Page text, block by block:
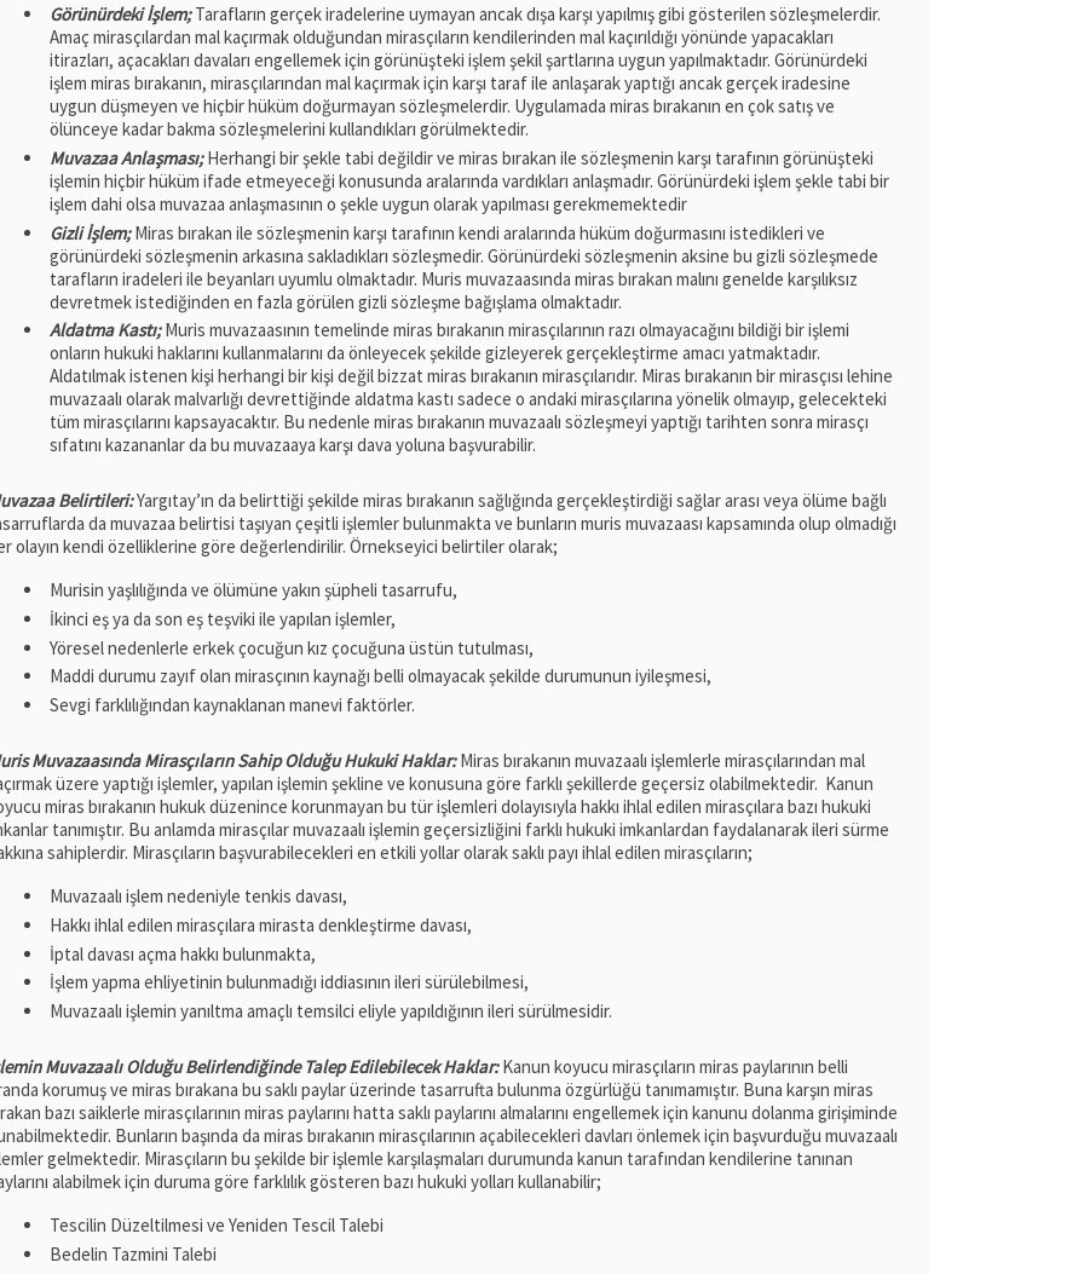
Görünürdeki İşlem;Tarafların gerçek iradelerine uymayan ancak dışa karşı yapılmış gibi gösterilen sözleşmelerdir.
Amaç mirasçılardan mal kaçırmak olduğundan mirasçıların kendilerinden mal kaçırıldığı yönünde yapacakları
itirazları, açacakları davaları engellemek için görünüşteki işlem şekil şartlarına uygun yapılmaktadır. Görünürdeki
işlem miras bırakanın, mirasçılarından mal kaçırmak için karşı taraf ile anlaşarak yaptığı ancak gerçek iradesine
uygun düşmeyen ve hiçbir hüküm doğurmayan sözleşmelerdir. Uygulamada miras bırakanın en çok satış ve
ölünceye kadar bakma sözleşmelerini kullandıkları görülmektedir.
Muvazaa Anlaşması;Herhangi bir şekle tabi değildir ve miras bırakan ile sözleşmenin karşı tarafının görünüşteki
işlemin hiçbir hüküm ifade etmeyeceği konusunda aralarında vardıkları anlaşmadır. Görünürdeki işlem şekle tabi bir
işlem dahi olsa muvazaa anlaşmasının o şekle uygun olarak yapılması gerekmemektedir
Gizli İşlem;Miras bırakan ile sözleşmenin karşı tarafının kendi aralarında hüküm doğurmasını istedikleri ve
görünürdeki sözleşmenin arkasına sakladıkları sözleşmedir. Görünürdeki sözleşmenin aksine bu gizli sözleşmede
tarafların iradeleri ile beyanları uyumlu olmaktadır. Muris muvazaasında miras bırakan malını genelde karşılıksız
devretmek istediğinden en fazla görülen gizli sözleşme bağışlama olmaktadır.
Aldatma Kastı;Muris muvazaasının temelinde miras bırakanın mirasçılarının razı olmayacağını bildiği bir işlemi
onların hukuki haklarını kullanmalarını da önleyecek şekilde gizleyerek gerçekleştirme amacı yatmaktadır.
Aldatılmak istenen kişi herhangi bir kişi değil bizzat miras bırakanın mirasçılarıdır. Miras bırakanın bir mirasçısı lehine
muvazaalı olarak malvarlığı devrettiğinde aldatma kastı sadece o andaki mirasçılarına yönelik olmayıp, gelecekteki
tüm mirasçılarını kapsayacaktır. Bu nedenle miras bırakanın muvazaalı sözleşmeyi yaptığı tarihten sonra mirasçı
sıfatını kazananlar da bu muvazaaya karşı dava yoluna başvurabilir.
Belirtileri:Yargıtay’ın da belirttiği şekilde miras bırakanın sağlığında gerçekleştirdiği sağlar arası veya ölüme bağlı
da muvazaa belirtisi taşıyan çeşitli işlemler bulunmakta ve bunların muris muvazaası kapsamında olup olmadığı
olayın kendi özelliklerine göre değerlendirilir. Örnekseyici belirtiler olarak;
Murisin yaşlılığında ve ölümüne yakın şüpheli tasarrufu,
İkinci eş ya da son eş teşviki ile yapılan işlemler,
Yöresel nedenlerle erkek çocuğun kız çocuğuna üstün tutulması,
Maddi durumu zayıf olan mirasçının kaynağı belli olmayacak şekilde durumunun iyileşmesi,
Sevgi farklılığından kaynaklanan manevi faktörler.
Muvazaasında Mirasçıların Sahip Olduğu Hukuki Haklar:Miras bırakanın muvazaalı işlemlerle mirasçılarından mal
üzere yaptığı işlemler, yapılan işlemin şekline ve konusuna göre farklı şekillerde geçersiz olabilmektedir. Kanun
miras bırakanın hukuk düzenince korunmayan bu tür işlemleri dolayısıyla hakkı ihlal edilen mirasçılara bazı hukuki
tanımıştır. Bu anlamda mirasçılar muvazaalı işlemin geçersizliğini farklı hukuki imkanlardan faydalanarak ileri sürme
sahiplerdir. Mirasçıların başvurabilecekleri en etkili yollar olarak saklı payı ihlal edilen mirasçıların;
Muvazaalı işlem nedeniyle tenkis davası,
Hakkı ihlal edilen mirasçılara mirasta denkleştirme davası,
İptal davası açma hakkı bulunmakta,
İşlem yapma ehliyetinin bulunmadığı iddiasının ileri sürülebilmesi,
Muvazaalı işlemin yanıltma amaçlı temsilci eliyle yapıldığının ileri sürülmesidir.
Muvazaalı Olduğu Belirlendiğinde Talep Edilebilecek Haklar:Kanun koyucu mirasçıların miras paylarının belli
korumuş ve miras bırakana bu saklı paylar üzerinde tasarrufta bulunma özgürlüğü tanımamıştır. Buna karşın miras
bazı saiklerle mirasçılarının miras paylarını hatta saklı paylarını almalarını engellemek için kanunu dolanma girişiminde
Bunların başında da miras bırakanın mirasçılarının açabilecekleri davları önlemek için başvurduğu muvazaalı
gelmektedir. Mirasçıların bu şekilde bir işlemle karşılaşmaları durumunda kanun tarafından kendilerine tanınan
alabilmek için duruma göre farklılık gösteren bazı hukuki yolları kullanabilir;
Tescilin Düzeltilmesi ve Yeniden Tescil Talebi
Bedelin Tazmini Talebi